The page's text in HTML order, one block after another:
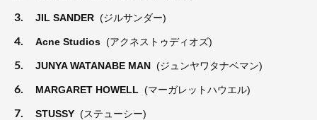
3. JIL SANDER (ジルサンダー)
4. Acne Studios (アクネストゥディオズ)
5. JUNYA WATANABE MAN (ジュンヤワタナベマン)
6. MARGARET HOWELL (マーガレットハウエル)
7. STUSSY (ステューシー)